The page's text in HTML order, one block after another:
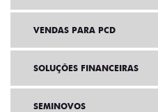
VENDAS PARA PCD
SOLUÇÕES FINANCEIRAS
SEMINOVOS